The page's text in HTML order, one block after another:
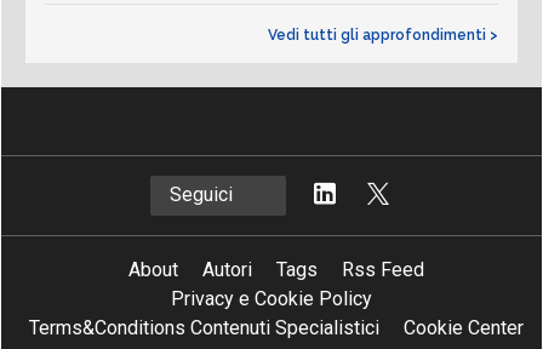
Vedi tutti gli approfondimenti >
Seguici
About Autori Tags
Rss Feed
Privacy e Cookie Policy
Terms&Conditions Contenuti Specialistici
Cookie Center